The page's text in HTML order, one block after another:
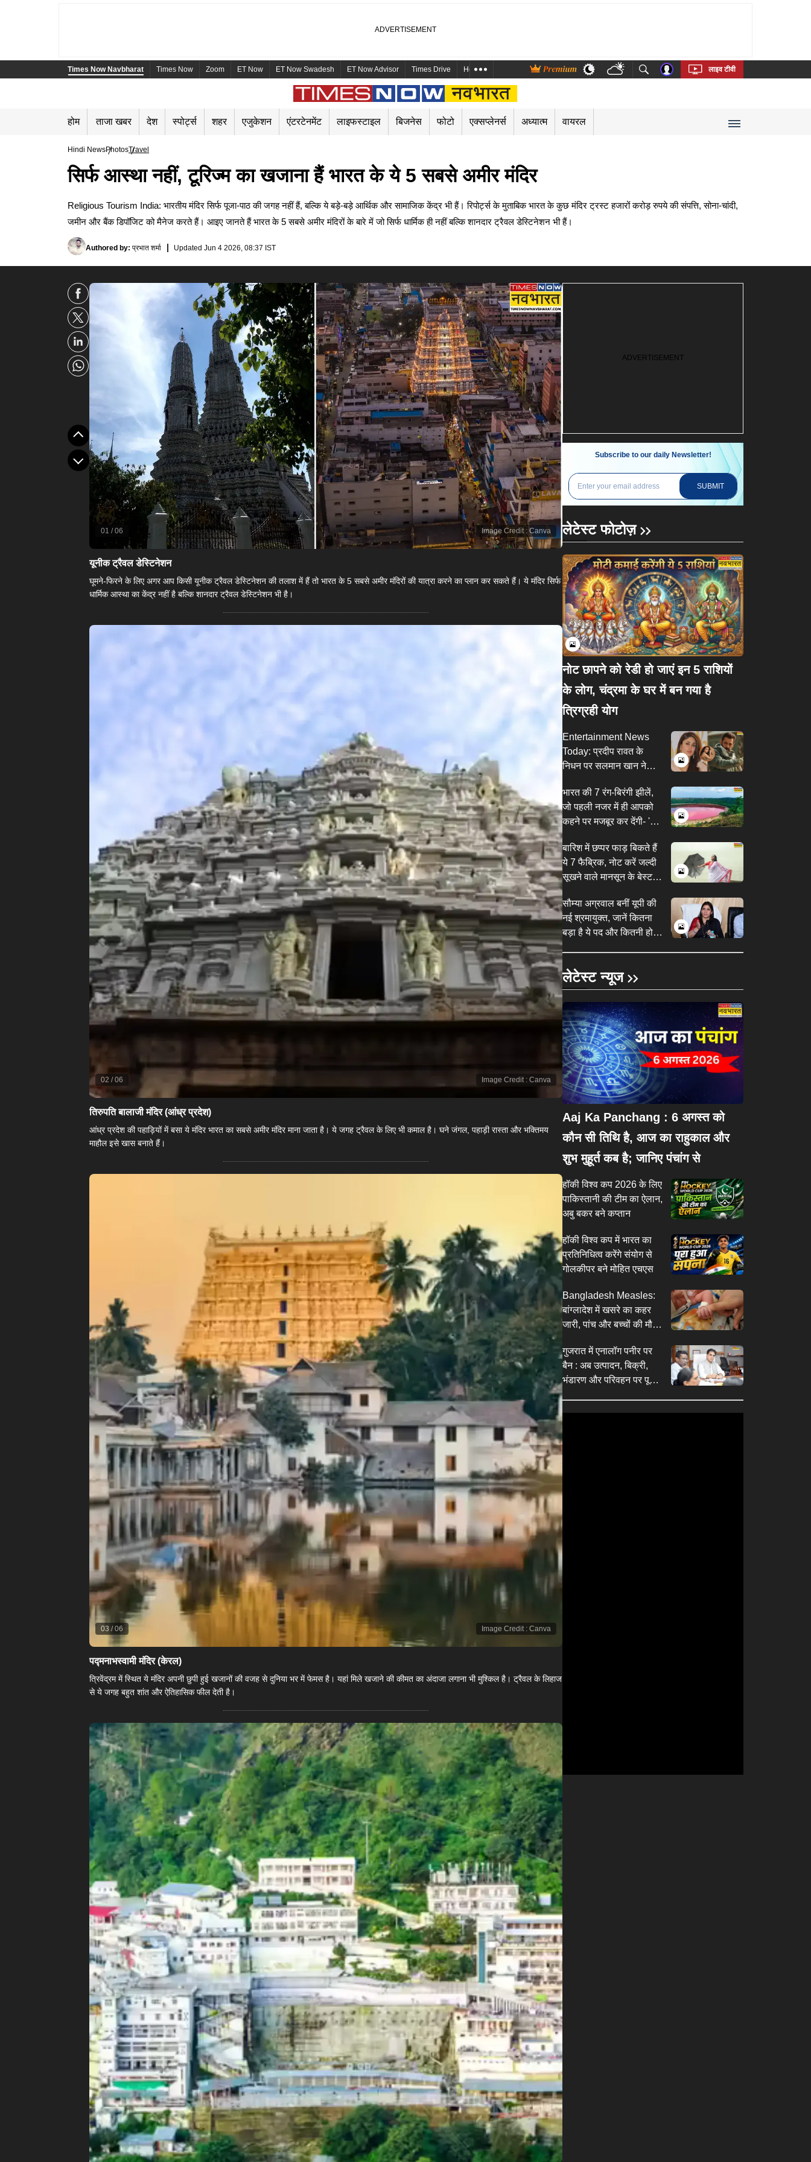
Times Now Navbharat Times Now Zoom ET Now ET Now Swadesh ET Now Advisor Times Drive Health and Me Marathi Bengali Telugu Tamil Kannada Malayalam
लाइव टीवी
होम ताजा खबर देश स्पोर्ट्स शहर एजुकेशन एंटरटेनमेंट लाइफस्टाइल बिजनेस फोटो एक्सप्लेनर्स अध्यात्म वायरल
Hindi NewsPhotosTravel
सिर्फ आस्था नहीं, टूरिज्म का खजाना हैं भारत के ये 5 सबसे अमीर मंदिर
Religious Tourism India: भारतीय मंदिर सिर्फ पूजा-पाठ की जगह नहीं हैं, बल्कि ये बड़े-बड़े आर्थिक और सामाजिक केंद्र भी हैं। रिपोर्ट्स के मुताबिक भारत के कुछ मंदिर ट्रस्ट हजारों करोड़ रुपये की संपत्ति, सोना-चांदी,
जमीन और बैंक डिपॉजिट को मैनेज करते हैं। आइए जानते हैं भारत के 5 सबसे अमीर मंदिरों के बारे में जो सिर्फ धार्मिक ही नहीं बल्कि शानदार ट्रैवल डेस्टिनेशन भी हैं।
Authored by: प्रभात शर्मा Updated Jun 4 2026, 08:37 IST
Image Credit: Canva
01 /06
​यूनीक ट्रैवल डेस्टिनेशन​
घूमने-फिरने के लिए अगर आप किसी यूनीक ट्रैवल डेस्टिनेशन की तलाश में हैं तो भारत के 5 सबसे अमीर मंदिरों की यात्रा करने का प्लान कर सकते हैं। ये मंदिर सिर्फ
धार्मिक आस्था का केंद्र नहीं है बल्कि शानदार ट्रैवल डेस्टिनेशन भी है।
Image Credit: Canva
02 /06
​तिरुपति बालाजी मंदिर (आंध्र प्रदेश)​
आंध्र प्रदेश की पहाड़ियों में बसा ये मंदिर भारत का सबसे अमीर मंदिर माना जाता है। ये जगह ट्रैवल के लिए भी कमाल है। घने जंगल, पहाड़ी रास्ता और भक्तिमय
माहौल इसे खास बनाते हैं।
Image Credit: Canva
03 /06
​पद्मनाभस्वामी मंदिर (केरल)​
त्रिवेंद्रम में स्थित ये मंदिर अपनी छुपी हुई खजानों की वजह से दुनिया भर में फेमस है। यहां मिले खजाने की कीमत का अंदाजा लगाना भी मुश्किल है। ट्रैवल के लिहाज
से ये जगह बहुत शांत और ऐतिहासिक फील देती है।
Subscribe to our daily Newsletter!
SUBMIT
लेटेस्ट फोटोज़
नोट छापने को रेडी हो जाएं इन 5 राशियों
के लोग, चंद्रमा के घर में बन गया है
त्रिग्रही योग
Entertainment News
Today: प्रदीप रावत के
निधन पर सलमान खान ने
भंसाली के साथ काम करेंगी
करीना
भारत की 7 रंग-बिरंगी झीलें,
जो पहली नजर में ही आपको
कहने पर मजबूर कर देंगी- 'क्या
​बारिश में छप्पर फाड़ बिकते हैं
ये 7 फैब्रिक, नोट करें जल्दी
सूखने वाले मानसून के बेस्ट
सौम्या अग्रवाल बनीं यूपी की
नई श्रमायुक्त, जानें कितना
बड़ा है ये पद और कितनी होती
लेटेस्ट न्यूज
Aaj Ka Panchang : 6 अगस्त को
कौन सी तिथि है, आज का राहुकाल और
शुभ मुहूर्त कब है; जानिए पंचांग से
हॉकी विश्व कप 2026 के लिए
पाकिस्तानी की टीम का ऐलान,
अबु बकर बने कप्तान
हॉकी विश्व कप में भारत का
प्रतिनिधित्व करेंगे संयोग से
गोलकीपर बने मोहित एचएस
Bangladesh Measles:
बांग्लादेश में खसरे का कहर
जारी, पांच और बच्चों की मौत;
गुजरात में एनालॉग पनीर पर
बैन : अब उत्पादन, बिक्री,
भंडारण और परिवहन पर पूरी